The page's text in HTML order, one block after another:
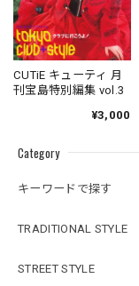
Category
キーワードで探す
TRADITIONAL STYLE
STREET STYLE
CUTiE キューティ 月
刊宝島特別編集 vol.3
¥3,000